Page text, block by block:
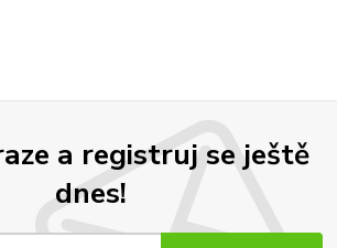
a registruj se ještě
dnes!